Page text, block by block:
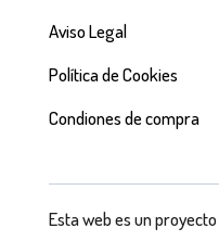
Aviso Legal
Política de Cookies
Condiones de compra
Esta web es un